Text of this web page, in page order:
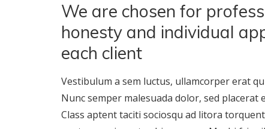
We are chosen for
honesty and individual
each client
Vestibulum a sem luctus, ullamcorper erat
Nunc semper malesuada dolor, sed placerat
Class aptent taciti sociosqu ad litora